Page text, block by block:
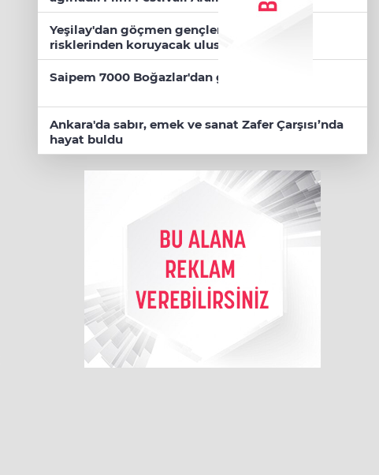
Yeşilay'dan göçmen gençleri bağımlılık
risklerinden koruyacak uluslararası model
Saipem 7000 Boğazlar'dan güvenle geçti
Ankara'da sabır, emek ve sanat Zafer Çarşısı’nda
hayat buldu